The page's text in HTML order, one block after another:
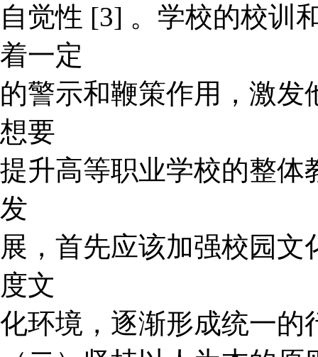
自觉性 [3] 。学校的校训
着一定
的警示和鞭策作用，激
想要
提升高等职业学校的整体
发
展，首先应该加强校园
度文
化环境，逐渐形成统一的